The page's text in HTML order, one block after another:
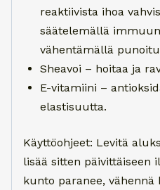
reaktiivista ihoa
säätelemällä
vähentämällä
Sheavoi – hoitaa ja
E-vitamiini –
elastisuutta.
Käyttöohjeet: Levitä
lisää sitten päivittäiseen
kunto paranee,